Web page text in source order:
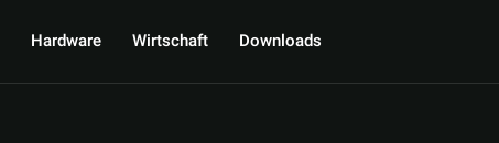
Hardware Wirtschaft Downloads